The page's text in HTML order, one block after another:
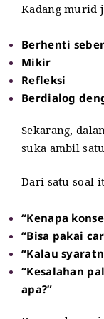
Kadang murid
Berhenti
Mikir
Refleksi
Berdialog
Sekarang,
suka ambil
Dari satu soal
“Kenapa
“Bisa pakai
“Kalau
“Kesalahan
apa?”